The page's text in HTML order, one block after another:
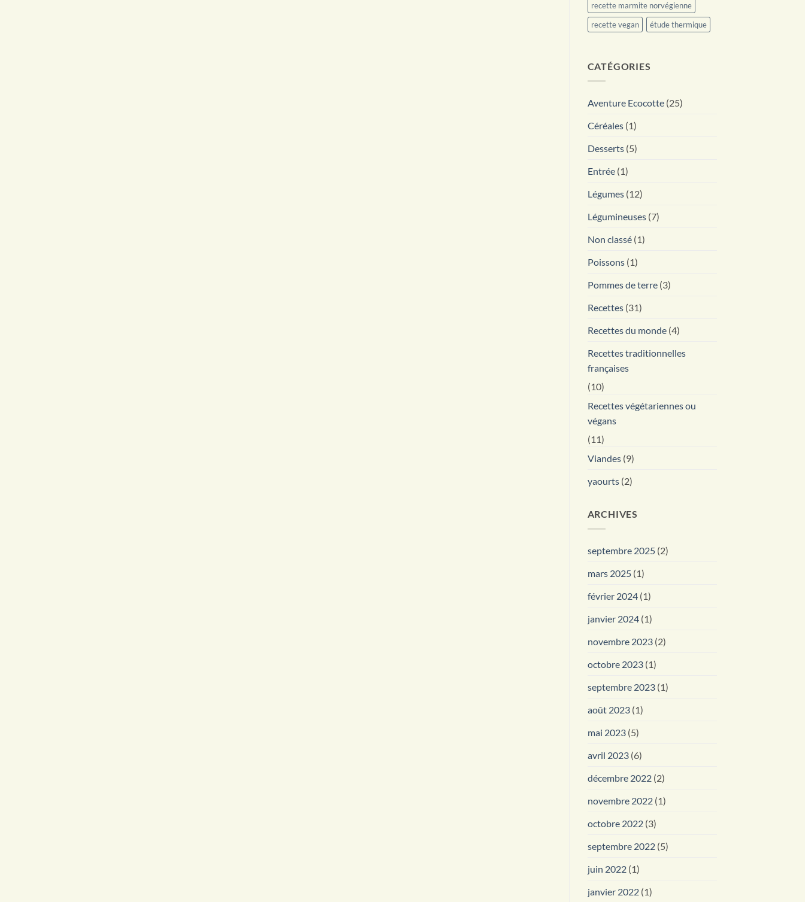
recette marmite norvégienne
recette vegan
étude thermique
CATÉGORIES
Aventure Ecocotte(25)
Céréales(1)
Desserts(5)
Entrée(1)
Légumes(12)
Légumineuses(7)
Non classé(1)
Poissons(1)
Pommes de terre(3)
Recettes(31)
Recettes du monde(4)
Recettes traditionnelles
françaises
(10)
Recettes végétariennes ou
végans
(11)
Viandes(9)
yaourts(2)
ARCHIVES
septembre 2025(2)
mars 2025(1)
février 2024(1)
janvier 2024(1)
novembre 2023(2)
octobre 2023(1)
septembre 2023(1)
août 2023(1)
mai 2023(5)
avril 2023(6)
décembre 2022(2)
novembre 2022(1)
octobre 2022(3)
septembre 2022(5)
juin 2022(1)
janvier 2022(1)